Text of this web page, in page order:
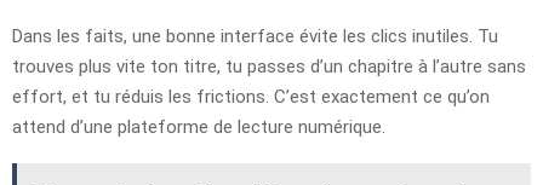
Dans les faits, une bonne interface évite les clics inutiles. Tu
trouves plus vite ton titre, tu passes d’un chapitre à l’autre sans
effort, et tu réduis les frictions. C’est exactement ce qu’on
attend d’une plateforme de lecture numérique.